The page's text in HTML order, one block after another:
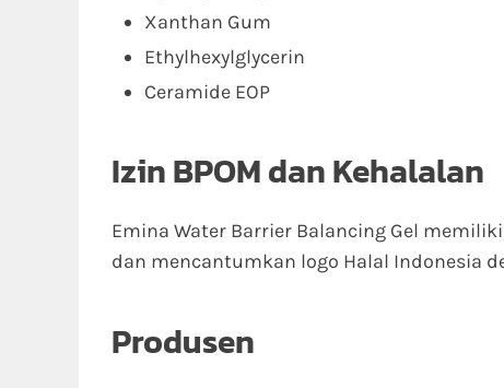
Xanthan Gum
Ethylhexylglycerin
Ceramide EOP
Izin BPOM dan Kehalalan
Emina Water Barrier Balancing Gel memiliki
dan mencantumkan logo Halal Indonesia
Produsen